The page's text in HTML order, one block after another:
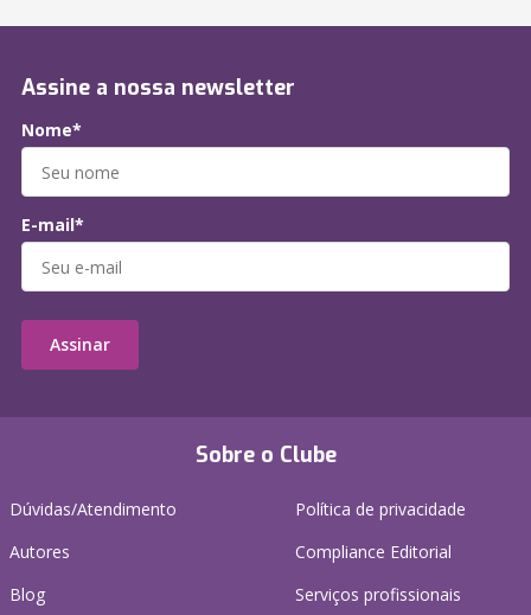
Sobre o Clube
Dúvidas/Atendimento
Autores
Blog
Política de privacidade
Compliance Editorial
Serviços profissionais
Assine a nossa newsletter
Nome*
E-mail*
Assinar